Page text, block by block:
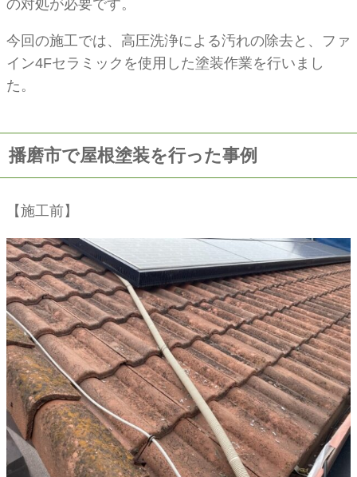
の対処が必要です。
今回の施工では、高圧洗浄による汚れの除去と、ファ
イン4Fセラミックを使用した塗装作業を行いまし
た。
播磨市で屋根塗装を行った事例
【施工前】